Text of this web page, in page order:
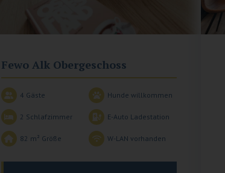
Fewo Alk Obergeschoss
4 Gäste
2 Schlafzimmer
82 m² Größe
Hunde willkommen
E-Auto Ladestation
W-LAN vorhanden